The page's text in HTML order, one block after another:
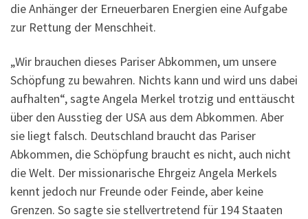
die Anhänger der Erneuerbaren Energien eine Aufgabe
zur Rettung der Menschheit.
„Wir brauchen dieses Pariser Abkommen, um unsere
Schöpfung zu bewahren. Nichts kann und wird uns dabei
aufhalten“, sagte Angela Merkel trotzig und enttäuscht
über den Ausstieg der USA aus dem Abkommen. Aber
sie liegt falsch. Deutschland braucht das Pariser
Abkommen, die Schöpfung braucht es nicht, auch nicht
die Welt. Der missionarische Ehrgeiz Angela Merkels
kennt jedoch nur Freunde oder Feinde, aber keine
Grenzen. So sagte sie stellvertretend für 194 Staaten